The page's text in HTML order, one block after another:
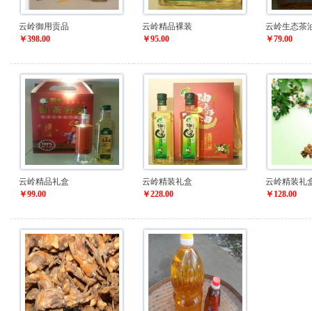
云岭御用贡品
￥398.00
云岭精品裸装
￥95.00
云岭生态茶
￥79.00
云岭精品礼盒
￥99.00
云岭精装礼盒
￥228.00
云岭精装礼
￥128.00